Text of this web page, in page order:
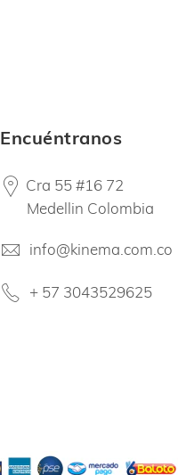
Encuéntranos
Cra 55 #16 72
Medellin Colombia
info@kinema.com.co
+ 57 3043529625